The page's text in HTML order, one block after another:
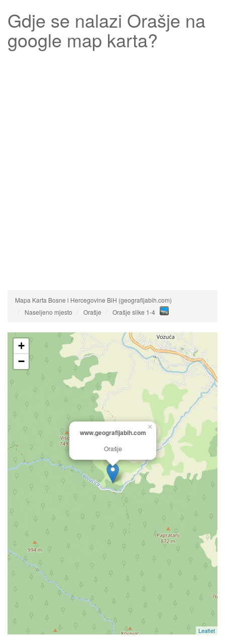
Gdje se nalazi Orašje na
google map karta?
Mapa Karta Bosne i Hercegovine BiH (geografijabih.com)
Naseljeno mjesto
Orašje Orašje slike 1-4
www.geografijabih.com
Orašje
×
+
−
Leaflet